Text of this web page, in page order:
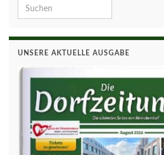
Search for:
UNSERE AKTUELLE AUSGABE